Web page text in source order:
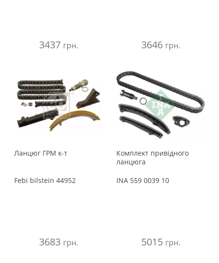
3437 грн. 3646 грн.
Ланцюг ГРМ к-т
Febi bilstein 44952
3683 грн.
Комплект привідного
ланцюга
INA 559 0039 10
5015 грн.